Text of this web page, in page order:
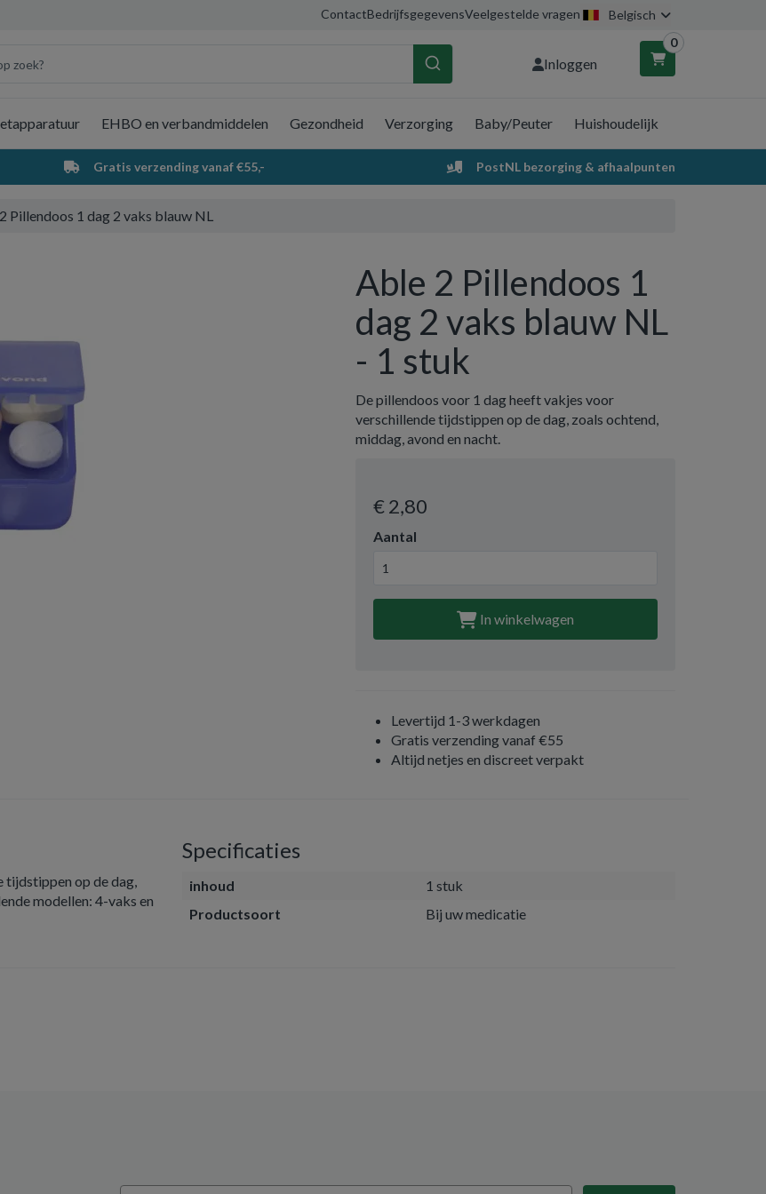
ContactBedrijfsgegevensVeelgestelde vragen Belgisch
Inloggen
0
Winkelwagen
EHBO en verbandmiddelen Gezondheid Verzorging Baby/Peuter Huishoudelijk
Gratis verzending vanaf €55,- PostNL bezorging & afhaalpunten
Pillendoos 1 dag 2 vaks blauw NL
Able 2 Pillendoos 1
dag 2 vaks blauw NL
- 1 stuk
De pillendoos voor 1 dag heeft vakjes voor
verschillende tijdstippen op de dag, zoals ochtend,
middag, avond en nacht.
€ 2,80
Aantal
In winkelwagen
Levertijd 1-3 werkdagen
Gratis verzending vanaf €55
Altijd netjes en discreet verpakt
tijdstippen op de dag,
modellen: 4-vaks en
Specificaties
inhoud
1 stuk
Productsoort
Bij uw medicatie